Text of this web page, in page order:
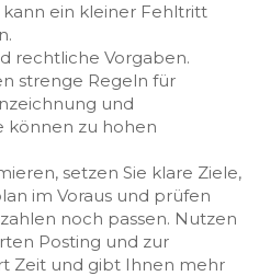
ein kleiner Fehltritt
rechtliche Vorgaben.
strenge Regeln für
und
können zu hohen
setzen Sie klare Ziele,
im Voraus und prüfen
noch passen. Nutzen
Posting und zur
Zeit und gibt Ihnen mehr